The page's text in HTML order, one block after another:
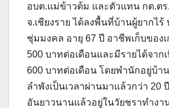
อบต.แม่ข้าวต้ม และตัวแทน กต.ตร
จ.เชียงราย ได้ลงพื้นที่บ้านผู้ยากไร้
ชุ่มมงคล อายุ 67 ปี อาชีพเก็บของ
500 บาทต่อเดือนและมีรายได้จาก
600 บาทต่อเดือน โดยพำนักอยู่บ้า
ลำพังเป็นเวลาผ่านมาแล้วกว่า 20
อันยาวนานแล้วอยู่ในวัยชราทำงา